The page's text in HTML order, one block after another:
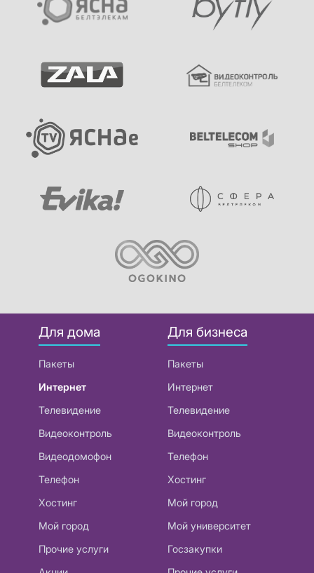
Для дома
Пакеты
Интернет
Телевидение
Видеоконтроль
Видеодомофон
Телефон
Хостинг
Мой город
Прочие услуги
Для бизнеса
Пакеты
Интернет
Телевидение
Видеоконтроль
Телефон
Хостинг
Мой город
Мой университет
Госзакупки